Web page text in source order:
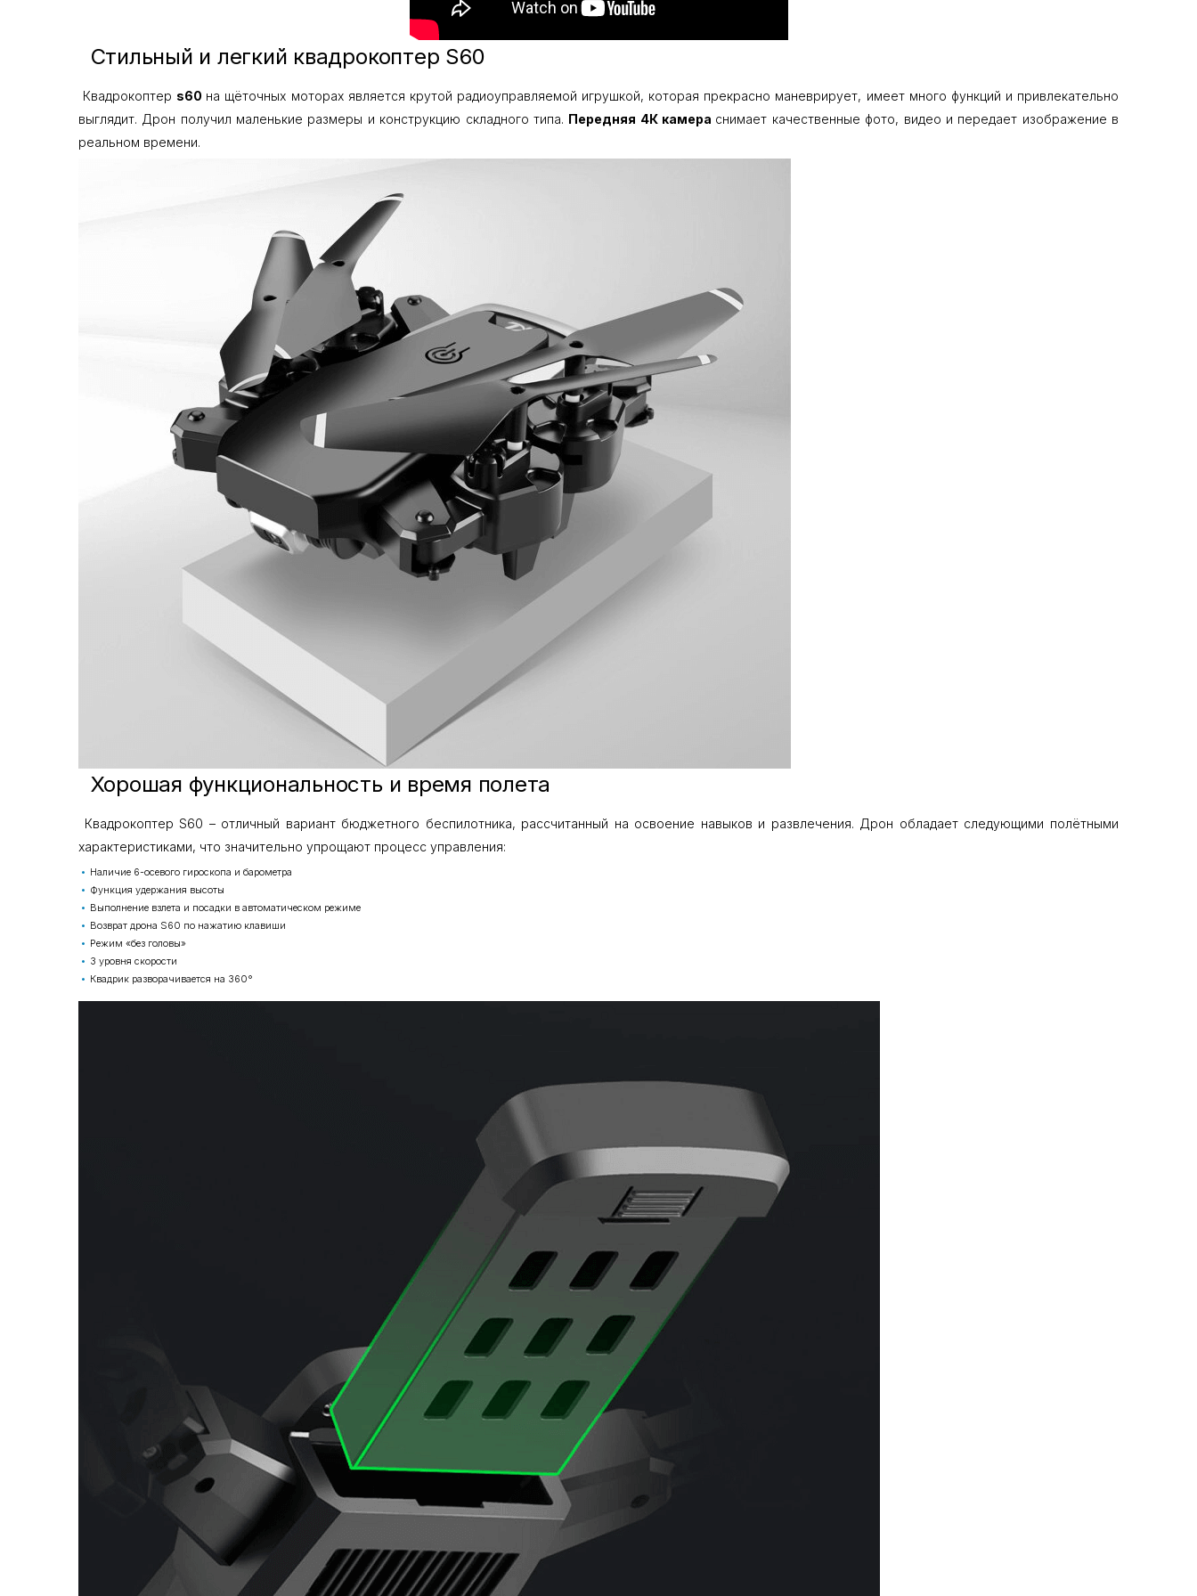
Стильный и легкий квадрокоптер S60
Квадрокоптер s60 на щёточных моторах является крутой радиоуправляемой игрушкой, которая прекрасно маневрирует, имеет много функций и привлекательно
выглядит. Дрон получил маленькие размеры и конструкцию складного типа. Передняя 4К камера снимает качественные фото, видео и передает изображение в
реальном времени.
Хорошая функциональность и время полета
Квадрокоптер S60 – отличный вариант бюджетного беспилотника, рассчитанный на освоение навыков и развлечения. Дрон обладает следующими полётными
характеристиками, что значительно упрощают процесс управления:
Наличие 6-осевого гироскопа и барометра
Функция удержания высоты
Выполнение взлета и посадки в автоматическом режиме
Возврат дрона S60 по нажатию клавиши
Режим «без головы»
3 уровня скорости
Квадрик разворачивается на 360°